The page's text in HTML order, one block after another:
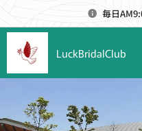
毎日
LuckBridalClub